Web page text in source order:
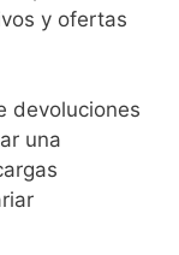
y ofertas
devoluciones
una